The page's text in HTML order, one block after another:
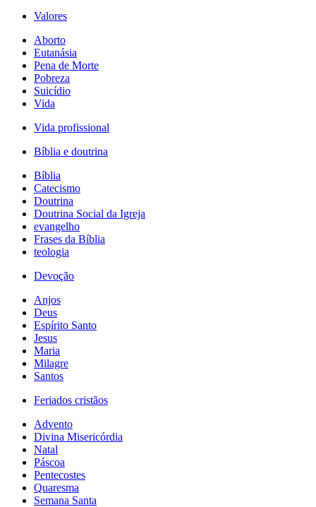
Valores
Aborto
Eutanásia
Pena de Morte
Pobreza
Suicídio
Vida
Vida profissional
Bíblia e doutrina
Bíblia
Catecismo
Doutrina
Doutrina Social da Igreja
evangelho
Frases da Bíblia
teologia
Devoção
Anjos
Deus
Espírito Santo
Jesus
Maria
Milagre
Santos
Feriados cristãos
Advento
Divina Misericórdia
Natal
Páscoa
Pentecostes
Quaresma
Semana Santa